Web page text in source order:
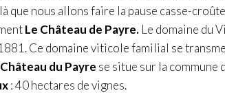
que nous allons faire la pause casse-
Le Château de Payre. Le domaine du
Ce domaine viticole familial se
Château du Payre se situe sur la commune
: 40 hectares de vignes.